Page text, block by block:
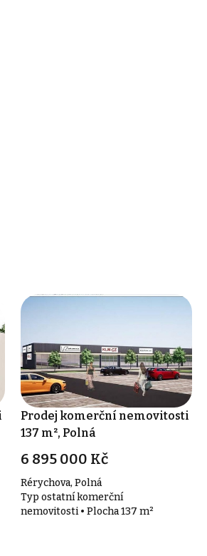
Prodej komerční nemovitosti
137 m², Polná
6 895 000 Kč
Rérychova, Polná
Typ ostatní komerční
nemovitosti • Plocha 137 m²